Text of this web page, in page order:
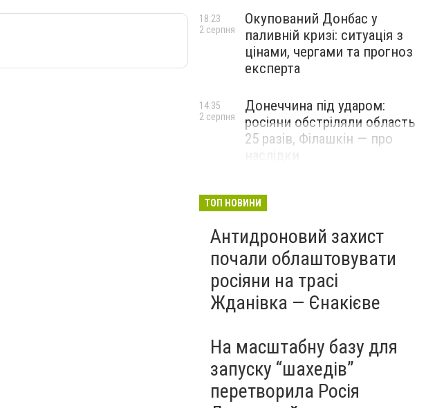
Окупований Донбас у
паливній кризі: ситуація з
цінами, чергами та прогноз
експерта
18:23
2 серпня
Донеччина під ударом:
росіяни обстріляли область
25 разів, Філашкін — про
14:35
2 серпня
ТОП НОВИНИ
Антидроновий захист
почали облаштовувати
росіяни на трасі
Жданівка — Єнакієве
На масштабну базу для
запуску “шахедів”
перетворила Росія